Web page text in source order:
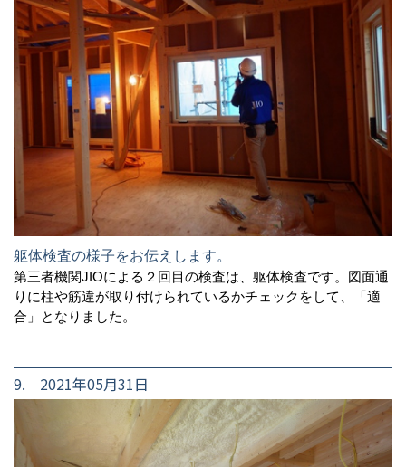
躯体検査の様子をお伝えします。
第三者機関JIOによる２回目の検査は、躯体検査です。図面通
りに柱や筋違が取り付けられているかチェックをして、「適
合」となりました。
9. 2021年05月31日